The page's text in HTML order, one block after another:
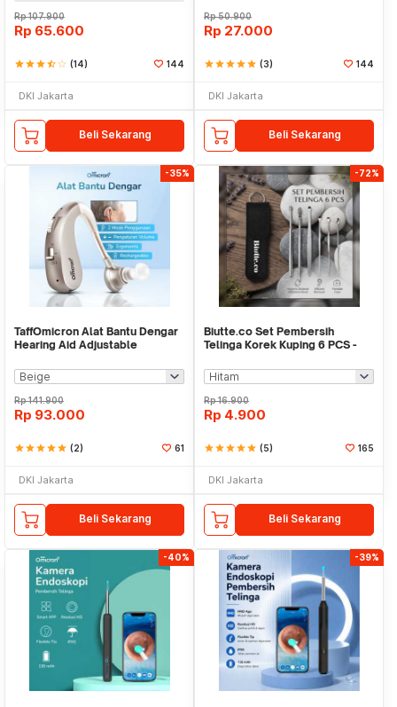
Rp107.900
Rp 65.600
starstarstarstar_halfstar_border (14) 144
DKI Jakarta
Beli Sekarang
Rp50.900
Rp 27.000
starstarstarstarstar (3) 144
DKI Jakarta
Beli Sekarang
-35%
TaffOmicron Alat Bantu Dengar
Hearing Aid Adjustable
Rp141.900
Rp 93.000
starstarstarstarstar (2) 61
DKI Jakarta
Beli Sekarang
-72%
Biutte.co Set Pembersih
Telinga Korek Kuping 6 PCS -
Rp16.900
Rp 4.900
starstarstarstarstar (5) 165
DKI Jakarta
Beli Sekarang
-40% -39%